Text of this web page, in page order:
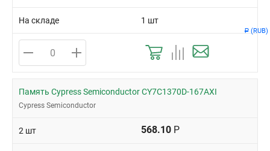
Р (RUB)
На складе 1 шт
Память Cypress Semiconductor CY7C1370D-167AXI
Cypress Semiconductor
2 шт 568.10 Р